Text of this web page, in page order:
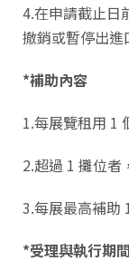
4.在申請截止日
撤銷或暫停出進
*補助內容
1.每展覽租用 1
2.超過 1 攤位者
3.每展最高補助
*受理與執行期間